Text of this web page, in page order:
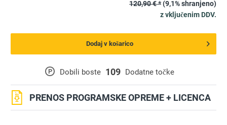
P Dobili boste 109 Dodatne točke
PRENOS PROGRAMSKE OPREME + LICENCA
120,90 € *(9,1% shranjeno)
z vključenim DDV.
Dodaj v košarico